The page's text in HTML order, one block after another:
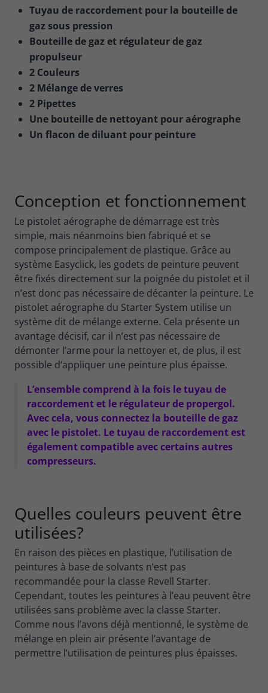
Tuyau de raccordement pour la bouteille de
gaz sous pression
Bouteille de gaz et régulateur de gaz
propulseur
2 Couleurs
2 Mélange de verres
2 Pipettes
Une bouteille de nettoyant pour aérographe
Un flacon de diluant pour peinture
Conception et fonctionnement
Le pistolet aérographe de démarrage est très
simple, mais néanmoins bien fabriqué et se
compose principalement de plastique. Grâce au
système Easyclick, les godets de peinture peuvent
être fixés directement sur la poignée du pistolet et il
n’est donc pas nécessaire de décanter la peinture. Le
pistolet aérographe du Starter System utilise un
système dit de mélange externe. Cela présente un
avantage décisif, car il n’est pas nécessaire de
démonter l’arme pour la nettoyer et, de plus, il est
possible d’appliquer une peinture plus épaisse.
L’ensemble comprend à la fois le tuyau de
raccordement et le régulateur de propergol.
Avec cela, vous connectez la bouteille de gaz
avec le pistolet. Le tuyau de raccordement est
également compatible avec certains autres
compresseurs.
Quelles couleurs peuvent être
utilisées?
En raison des pièces en plastique, l’utilisation de
peintures à base de solvants n’est pas
recommandée pour la classe Revell Starter.
Cependant, toutes les peintures à l’eau peuvent être
utilisées sans problème avec la classe Starter.
Comme nous l’avons déjà mentionné, le système de
mélange en plein air présente l’avantage de
permettre l’utilisation de peintures plus épaisses.